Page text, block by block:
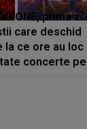
ONE, prima zi.
care deschid
la ce ore au loc
concerte pe